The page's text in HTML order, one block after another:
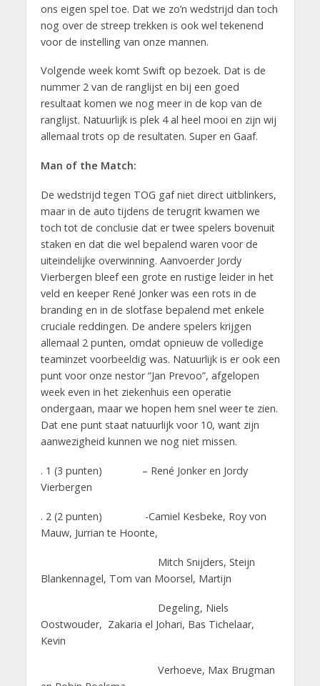
ons eigen spel toe. Dat we zo’n wedstrijd dan toch
nog over de streep trekken is ook wel tekenend
voor de instelling van onze mannen.
Volgende week komt Swift op bezoek. Dat is de
nummer 2 van de ranglijst en bij een goed
resultaat komen we nog meer in de kop van de
ranglijst. Natuurlijk is plek 4 al heel mooi en zijn wij
allemaal trots op de resultaten. Super en Gaaf.
Man of the Match:
De wedstrijd tegen TOG gaf niet direct uitblinkers,
maar in de auto tijdens de terugrit kwamen we
toch tot de conclusie dat er twee spelers bovenuit
staken en dat die wel bepalend waren voor de
uiteindelijke overwinning. Aanvoerder Jordy
Vierbergen bleef een grote en rustige leider in het
veld en keeper René Jonker was een rots in de
branding en in de slotfase bepalend met enkele
cruciale reddingen. De andere spelers krijgen
allemaal 2 punten, omdat opnieuw de volledige
teaminzet voorbeeldig was. Natuurlijk is er ook een
punt voor onze nestor “Jan Prevoo”, afgelopen
week even in het ziekenhuis een operatie
ondergaan, maar we hopen hem snel weer te zien.
Dat ene punt staat natuurlijk voor 10, want zijn
aanwezigheid kunnen we nog niet missen.
. 1 (3 punten) – René Jonker en Jordy
Vierbergen
. 2 (2 punten) -Camiel Kesbeke, Roy von
Mauw, Jurrian te Hoonte,
Mitch Snijders, Steijn
Blankennagel, Tom van Moorsel, Martijn
Degeling, Niels
Oostwouder, Zakaria el Johari, Bas Tichelaar,
Kevin
Verhoeve, Max Brugman